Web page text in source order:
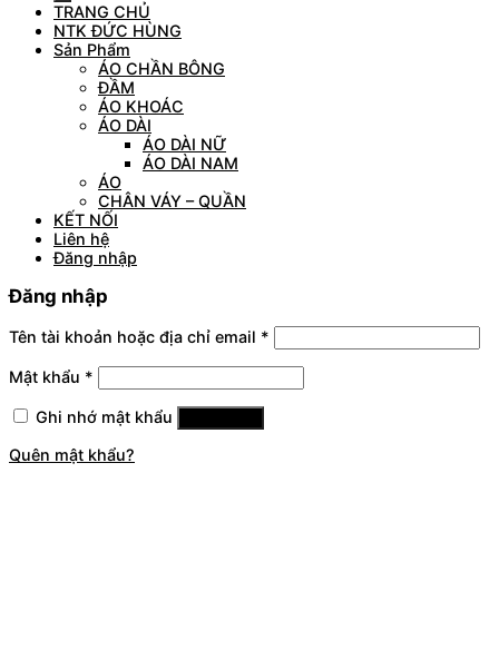
TRANG CHỦ
NTK ĐỨC HÙNG
Sản Phẩm
ÁO CHẦN BÔNG
ĐẦM
ÁO KHOÁC
ÁO DÀI
ÁO DÀI NỮ
ÁO DÀI NAM
ÁO
CHÂN VÁY – QUẦN
KẾT NỐI
Liên hệ
Đăng nhập
Đăng nhập
Tên tài khoản hoặc địa chỉ email *
Mật khẩu *
Ghi nhớ mật khẩu
Quên mật khẩu?